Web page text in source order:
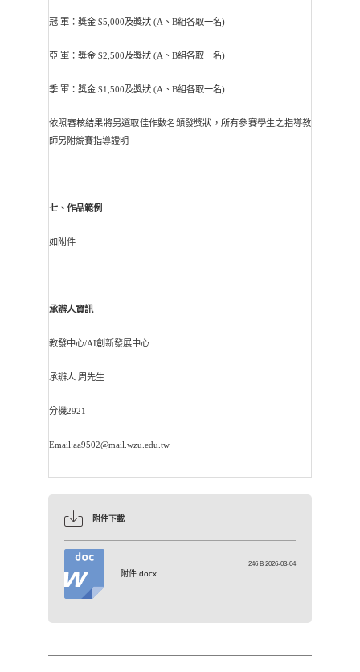
冠 軍：獎金 $5,000及獎狀 (A、B組各取一名)
亞 軍：獎金 $2,500及獎狀 (A、B組各取一名)
季 軍：獎金 $1,500及獎狀 (A、B組各取一名)
依照審核結果將另選取佳作數名頒發獎狀，所有參賽學生之指導教
師另附競賽指導證明
七、作品範例
如附件
承辦人資訊
教發中心/AI創新發展中心
承辦人 周先生
分機2921
Email:aa9502@mail.wzu.edu.tw
附件下載
附件.docx
246 B 2026-03-04